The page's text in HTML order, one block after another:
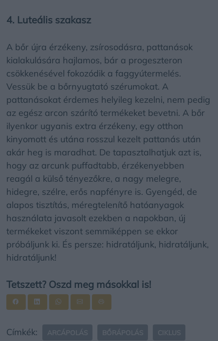
4. Luteális szakasz
A bőr újra érzékeny, zsírosodásra, pattanások
kialakulására hajlamos, bár a progeszteron
csökkenésével fokozódik a faggyútermelés.
Vessük be a bőrnyugtató szérumokat. A
pattanásokat érdemes helyileg kezelni, nem pedig
az egész arcon szárító termékeket bevetni. A bőr
ilyenkor ugyanis extra érzékeny, egy otthon
kinyomott és utána rosszul kezelt pattanás után
akár heg is maradhat. De tapasztalhatjuk azt is,
hogy az arcunk puffadtabb, érzékenyebben
reagál a külső tényezőkre, a nagy melegre,
hidegre, szélre, erős napfényre is. Gyengéd, de
alapos tisztítás, méregtelenítő hatóanyagok
használata javasolt ezekben a napokban, új
termékeket viszont semmiképpen se ekkor
próbáljunk ki. És persze: hidratáljunk, hidratáljunk,
hidratáljunk!
Tetszett? Oszd meg másokkal is!
Címkék: ARCÁPOLÁS BŐRÁPOLÁS CIKLUS